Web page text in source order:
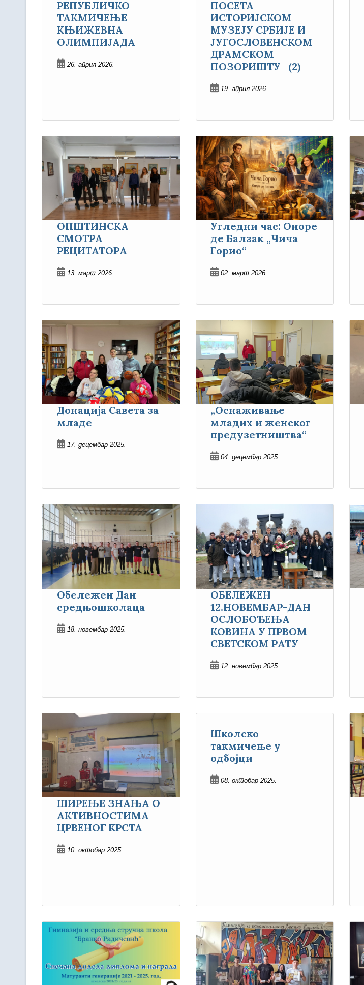
РЕПУБЛИЧКО
ТАКМИЧЕЊЕ
КЊИЖЕВНА
ОЛИМПИЈАДА
26. април 2026.
ПОСЕТА
ИСТОРИЈСКОМ
МУЗЕЈУ СРБИЈЕ И
ЈУГОСЛОВЕНСКОМ
ДРАМСКОМ
ПОЗОРИШТУ (2)
19. април 2026.
ОПШТИНСКА
СМОТРА
РЕЦИТАТОРА
13. март 2026.
Угледни час: Оноре
де Балзак „Чича
Горио“
02. март 2026.
Донација Савета за
младе
17. децембар 2025.
„Оснаживање
младих и женског
предузетништва“
04. децембар 2025.
Oбележен Дан
средњошколаца
18. новембар 2025.
ОБЕЛЕЖЕН
12.НОВЕМБАР-ДАН
ОСЛОБОЂЕЊА
КОВИНА У ПРВОМ
СВЕТСКОМ РАТУ
12. новембар 2025.
ШИРЕЊЕ ЗНАЊА О
АКТИВНОСТИМА
ЦРВЕНОГ КРСТА
10. октобар 2025.
Школско
такмичење у
одбојци
08. октобар 2025.